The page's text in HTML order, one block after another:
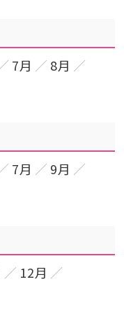
7月
8月
7月
9月
12月